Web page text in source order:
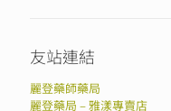
友站連結
麗登藥師藥局
麗登藥局 – 雅漾專賣店